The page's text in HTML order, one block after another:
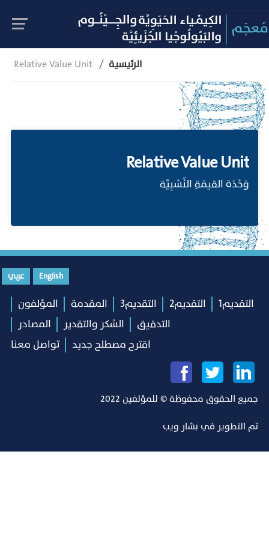
Relative Value Unit الرئيسية
Relative Value Unit
وَحْدَة القيمَةِ النِّسْبِيَّة
English عربي
التقديم1 التقديم2 التقديم3 المقدمة
المؤلفون
التدقيق
الشكر والتقدير
المصادر
اقترح مصطلح جديد
تواصل معنا
جميع الحقوق محفوظة © للمؤلفين 2022
تم التطوير في بشار ويب